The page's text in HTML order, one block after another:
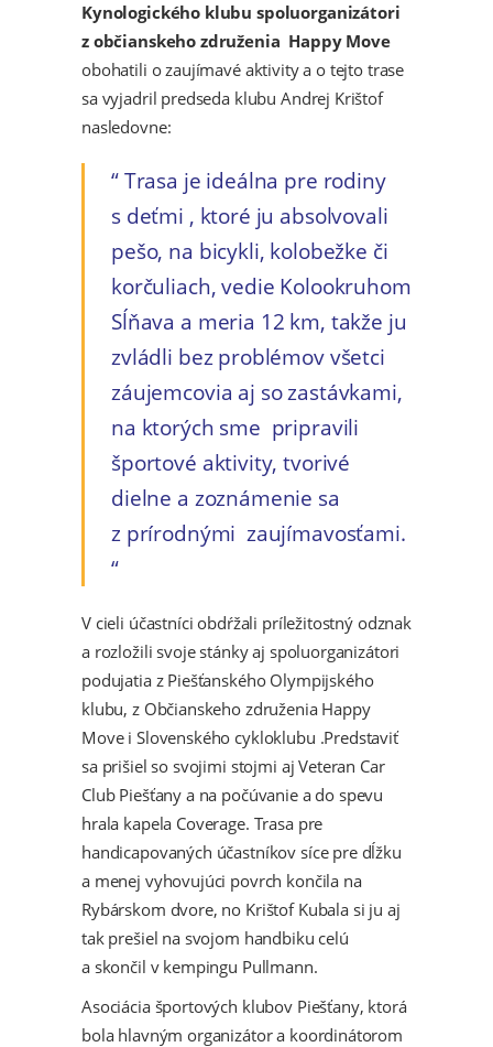
Kynologického klubu spoluorganizátori
z občianskeho združenia Happy Move
obohatili o zaujímavé aktivity a o tejto trase
sa vyjadril predseda klubu Andrej Krištof
nasledovne:
Trasa je ideálna pre rodiny
s deťmi , ktoré ju absolvovali
pešo, na bicykli, kolobežke či
korčuliach, vedie Kolookruhom
Sĺňava a meria 12 km, takže ju
zvládli bez problémov všetci
záujemcovia aj so zastávkami,
na ktorých sme pripravili
športové aktivity, tvorivé
dielne a zoznámenie sa
z prírodnými zaujímavosťami.
V cieli účastníci obdŕžali príležitostný odznak
a rozložili svoje stánky aj spoluorganizátori
podujatia z Piešťanského Olympijského
klubu, z Občianskeho združenia Happy
Move i Slovenského cykloklubu .Predstaviť
sa prišiel so svojimi stojmi aj Veteran Car
Club Piešťany a na počúvanie a do spevu
hrala kapela Coverage. Trasa pre
handicapovaných účastníkov síce pre dĺžku
a menej vyhovujúci povrch končila na
Rybárskom dvore, no Krištof Kubala si ju aj
tak prešiel na svojom handbiku celú
a skončil v kempingu Pullmann.
Asociácia športových klubov Piešťany, ktorá
bola hlavným organizátor a koordinátorom